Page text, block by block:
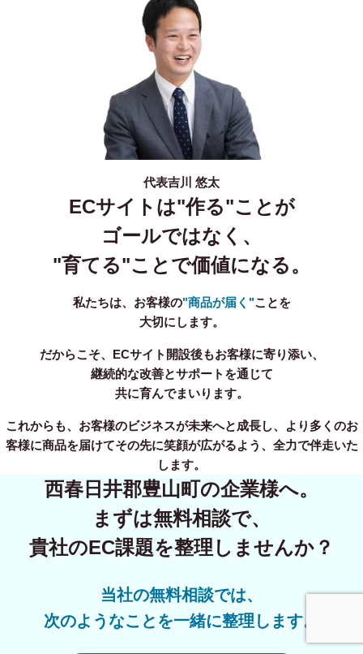
代表吉川 悠太
ECサイトは"作る"ことが
ゴールではなく、
"育てる"ことで価値になる。
私たちは、お客様の"商品が届く"ことを
大切にします。
だからこそ、ECサイト開設後もお客様に寄り添い、
継続的な改善とサポートを通じて
共に育んでまいります。
これからも、お客様のビジネスが未来へと成長し、より多くのお
客様に商品を届けてその先に笑顔が広がるよう、全力で伴走いた
します。
西春日井郡豊山町の企業様へ。
まずは無料相談で、
貴社のEC課題を整理しませんか？
当社の無料相談では、
次のようなことを一緒に整理します。